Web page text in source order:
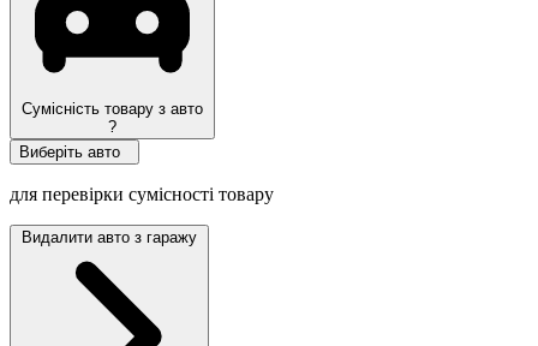
Сумісність товару з авто
?
Виберіть авто
для перевірки сумісності товару
Видалити авто з гаражу